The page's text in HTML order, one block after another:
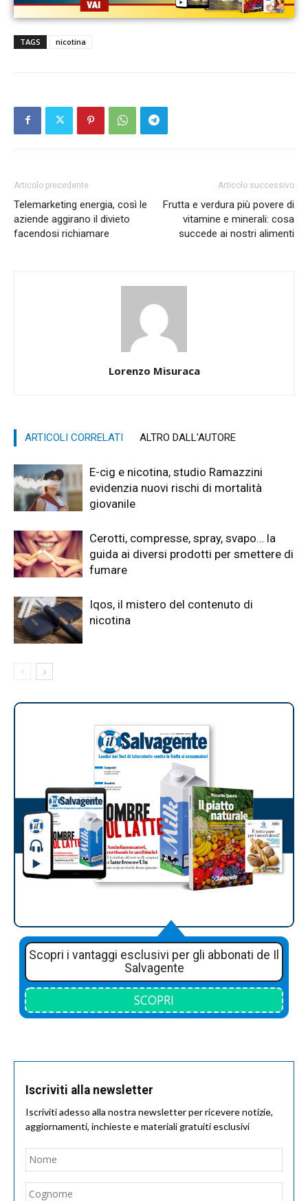
TAGS nicotina
Articolo precedente
Telemarketing energia, così le
aziende aggirano il divieto
facendosi richiamare
Articolo successivo
Frutta e verdura più povere di
vitamine e minerali: cosa
succede ai nostri alimenti
Lorenzo Misuraca
ARTICOLI CORRELATI ALTRO DALL'AUTORE
E-cig e nicotina, studio Ramazzini
evidenzia nuovi rischi di mortalità
giovanile
Cerotti, compresse, spray, svapo… la
guida ai diversi prodotti per smettere di
fumare
Iqos, il mistero del contenuto di
nicotina
Scopri i vantaggi esclusivi per gli abbonati de Il
Salvagente
SCOPRI
Iscriviti alla newsletter
Iscriviti adesso alla nostra newsletter per ricevere notizie,
aggiornamenti, inchieste e materiali gratuiti esclusivi
Nome